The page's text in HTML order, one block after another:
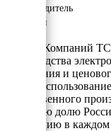
Производитель
Гарантия
Группа Компаний
производства
назначения и
цеха и
отечественного
заметную долю
продукцию в